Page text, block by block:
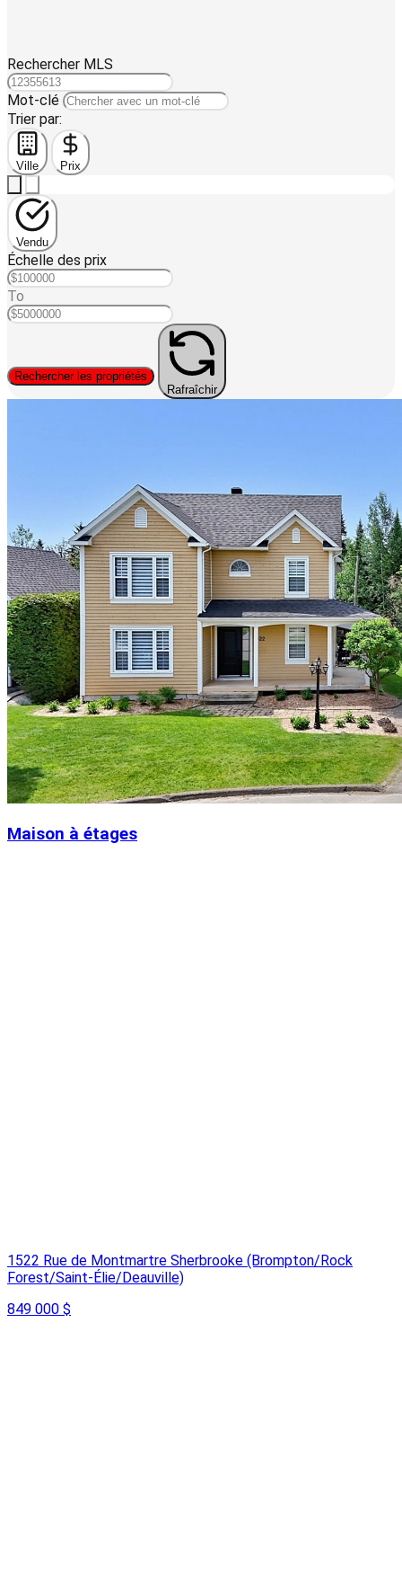
Rechercher MLS
Mot-clé
Trier par:
Ville Prix
Vendu
Échelle des prix
To
Rechercher les propriétés
Rafraîchir
Maison à étages
1522 Rue de Montmartre Sherbrooke (Brompton/Rock
Forest/Saint-Élie/Deauville)
849 000 $